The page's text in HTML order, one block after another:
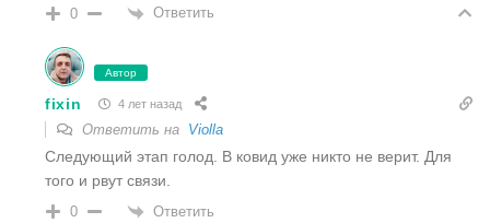
0 Ответить
Автор
fixin 4 лет назад
Ответить на Violla
Следующий этап голод. В ковид уже никто не верит. Для
того и рвут связи.
0 Ответить